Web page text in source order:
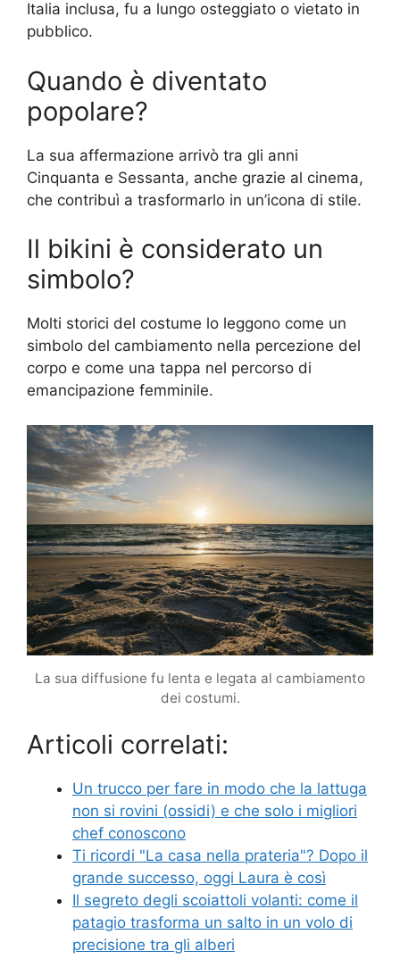
Italia inclusa, fu a lungo osteggiato o vietato in
pubblico.
Quando è diventato
popolare?
La sua affermazione arrivò tra gli anni
Cinquanta e Sessanta, anche grazie al cinema,
che contribuì a trasformarlo in un’icona di stile.
Il bikini è considerato un
simbolo?
Molti storici del costume lo leggono come un
simbolo del cambiamento nella percezione del
corpo e come una tappa nel percorso di
emancipazione femminile.
La sua diffusione fu lenta e legata al cambiamento
dei costumi.
Articoli correlati:
Un trucco per fare in modo che la lattuga
non si rovini (ossidi) e che solo i migliori
chef conoscono
Ti ricordi "La casa nella prateria"? Dopo il
grande successo, oggi Laura è così
Il segreto degli scoiattoli volanti: come il
patagio trasforma un salto in un volo di
precisione tra gli alberi